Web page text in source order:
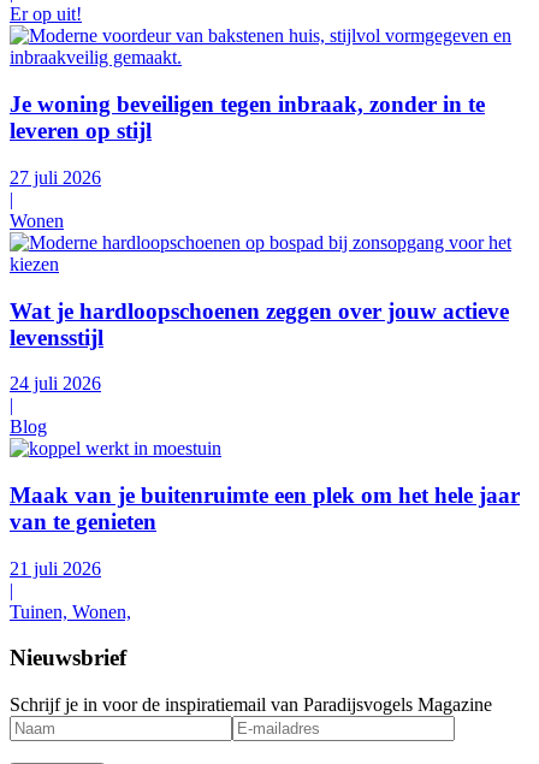
Er op uit!
Je woning beveiligen tegen inbraak, zonder in te
leveren op stijl
27 juli 2026
|
Wonen
Wat je hardloopschoenen zeggen over jouw actieve
levensstijl
24 juli 2026
|
Blog
Maak van je buitenruimte een plek om het hele jaar
van te genieten
21 juli 2026
|
Tuinen, Wonen,
Nieuwsbrief
Schrijf je in voor de inspiratiemail van Paradijsvogels Magazine